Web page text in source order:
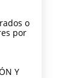
o
por
Y